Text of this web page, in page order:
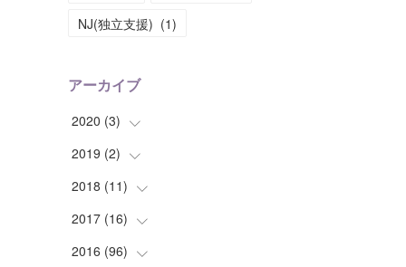
NJ(独立支援) (1)
アーカイブ
2020 (3)
(1
( 1)
(1)
2019 (2)
( 1)
(1)
2018 (11)
(2)
(1)
2017 (16)
(1)
2016 (96)